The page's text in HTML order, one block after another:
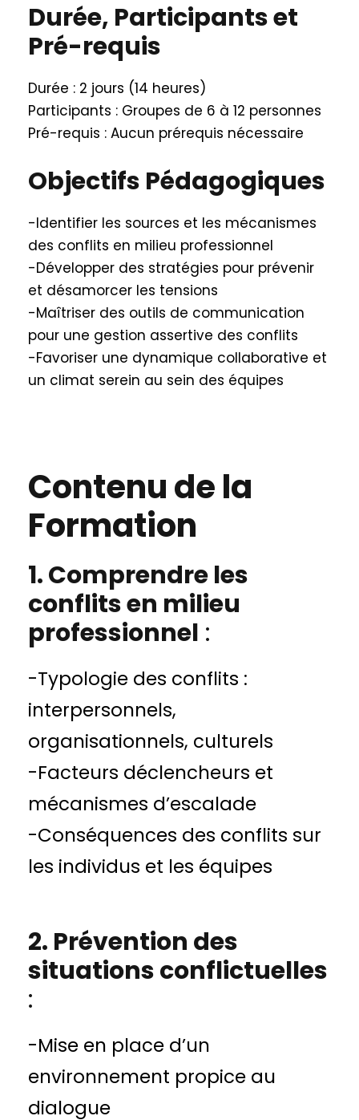
Durée, Participants et
Pré-requis
Durée : 2 jours (14 heures)
Participants : Groupes de 6 à 12 personnes
Pré-requis : Aucun prérequis nécessaire
Objectifs Pédagogiques
-Identifier les sources et les mécanismes
des conflits en milieu professionnel
-Développer des stratégies pour prévenir
et désamorcer les tensions
-Maîtriser des outils de communication
pour une gestion assertive des conflits
-Favoriser une dynamique collaborative et
un climat serein au sein des équipes
Contenu de la
Formation
1. Comprendre les
conflits en milieu
professionnel :
-Typologie des conflits :
interpersonnels,
organisationnels, culturels
-Facteurs déclencheurs et
mécanismes d’escalade
-Conséquences des conflits sur
les individus et les équipes
2. Prévention des
situations conflictuelles
:
-Mise en place d’un
environnement propice au
dialogue